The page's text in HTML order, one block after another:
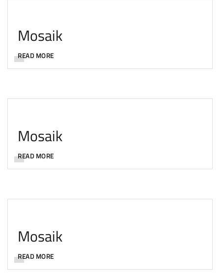
Mosaik
READ MORE
Mosaik
READ MORE
Mosaik
READ MORE